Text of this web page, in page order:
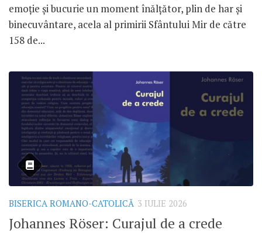
emoție și bucurie un moment înălțător, plin de har și
binecuvântare, acela al primirii Sfântului Mir de către
158 de...
BISERICA ROMANO-CATOLICĂ 3 IULIE 2026
Johannes Röser: Curajul de a crede